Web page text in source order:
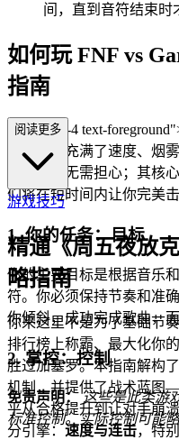
间，直到音符结束时
如何玩 FNF vs
指南
class="mb-4 text-
节奏游戏充满了速度、烟
游戏，也无需担心；其核
们将在短时间内让你完美
1. 你的任务：目标
你的主要目标是根据音乐
符。你必须保持节奏和准
你倾斜，成功完成歌曲，
2. 掌控：控制
免责声明： 这些是此类游
标准控制。实际控制可能
阅读更多
游戏技巧
精通《周五夜放
略指南
你来这里不是为了基础节
排行榜上称霸、最大化你
胜过加塞罗。本指南解构
机制，并提供了战术蓝
平从合格提升到让对手崩
分引擎：速度与连击，特